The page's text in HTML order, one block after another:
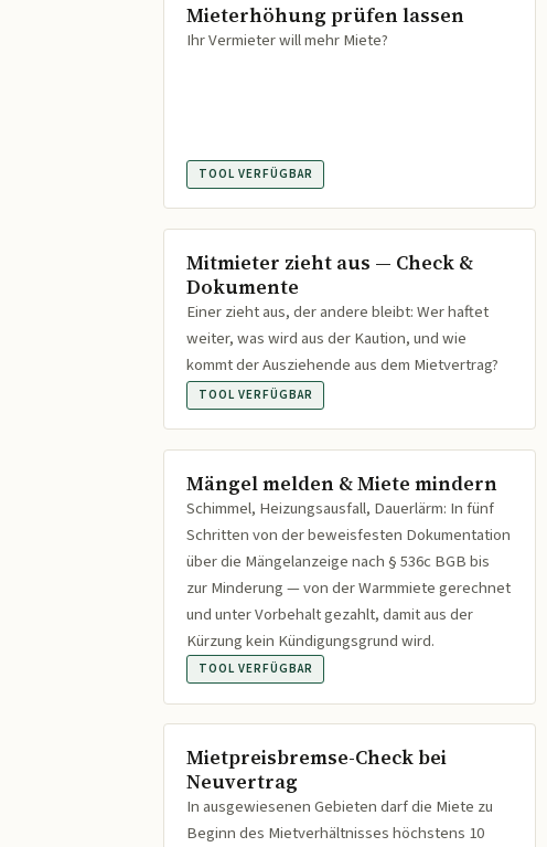
Mieterhöhung prüfen lassen
Ihr Vermieter will mehr Miete?
TOOL VERFÜGBAR
Mitmieter zieht aus — Check &
Dokumente
Einer zieht aus, der andere bleibt: Wer haftet
weiter, was wird aus der Kaution, und wie
kommt der Ausziehende aus dem Mietvertrag?
TOOL VERFÜGBAR
Mängel melden & Miete mindern
Schimmel, Heizungsausfall, Dauerlärm: In fünf
Schritten von der beweisfesten Dokumentation
über die Mängelanzeige nach § 536c BGB bis
zur Minderung — von der Warmmiete gerechnet
und unter Vorbehalt gezahlt, damit aus der
Kürzung kein Kündigungsgrund wird.
TOOL VERFÜGBAR
Mietpreisbremse-Check bei
Neuvertrag
In ausgewiesenen Gebieten darf die Miete zu
Beginn des Mietverhältnisses höchstens 10